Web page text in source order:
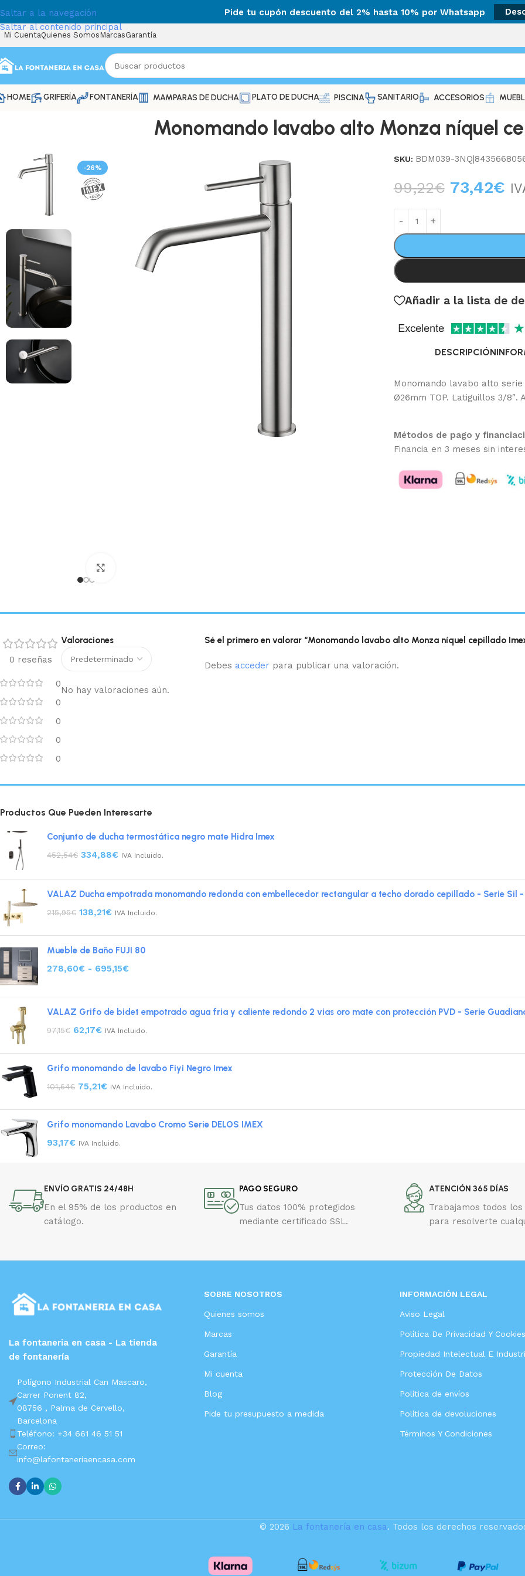
Saltar a la navegación
Saltar al contenido principal
Pide tu cupón descuento del 2% hasta 10% por Whatsapp
Mi CuentaQuienes Somos MarcasGarantía
HOME GRIFERÍA FONTANERÍA MAMPARAS DE DUCHA PLATO DE DUCHA PISCINA SANITARIO ACCESORIOS
Monomando lavabo alto Monza níquel
-26%
SKU: BDM039-
99,22€ 73,42€
Añadir a la lista de
DESCRIPCIÓN
Monomando lavabo alto
Ø26mm TOP. Latiguillos 3/8″.
Métodos de pago y
Financia en 3 meses sin
0 reseñas
0
0
0
0
0
Valoraciones
No hay valoraciones aún.
Sé el primero en valorar “Monomando lavabo alto Monza níquel cepillado
Debes acceder para publicar una valoración.
Productos Que Pueden Interesarte
Conjunto de ducha termostática negro mate Hidra Imex
452,54€ 334,88€ IVA Incluido.
VALAZ Ducha empotrada monomando redonda con embellecedor rectangular a techo dorado cepillado - Serie Sil
215,95€ 138,21€ IVA Incluido.
Mueble de Baño FUJI 80
278,60€ - 695,15€
VALAZ Grifo de bidet empotrado agua fria y caliente redondo 2 vias oro mate con protección PVD - Serie
97,15€ 62,17€ IVA Incluido.
Grifo monomando de lavabo Fiyi Negro Imex
101,64€ 75,21€ IVA Incluido.
Grifo monomando Lavabo Cromo Serie DELOS IMEX
93,17€ IVA Incluido.
ENVÍO GRATIS 24/48H
En el 95% de los productos en
catálogo.
PAGO SEGURO
Tus datos 100% protegidos
mediante certificado SSL.
ATENCIÓN 365 DÍAS
Trabajamos todos
para resolverte
La fontaneria en casa - La tienda
de fontanería
Polígono Industrial Can Mascaro,
Carrer Ponent 82,
08756 , Palma de Cervello,
Barcelona
Teléfono: +34 661 46 51 51
Correo:
info@lafontaneriaencasa.com
SOBRE NOSOTROS
Quienes somos
Marcas
Garantía
Mi cuenta
Blog
Pide tu presupuesto a medida
INFORMACIÓN LEGAL
Aviso Legal
Política De Privacidad Y Cookies
Propiedad Intelectual E
Protección De Datos
Política de envíos
Política de devoluciones
Términos Y Condiciones
© 2026 La fontanería en casa. Todos los derechos